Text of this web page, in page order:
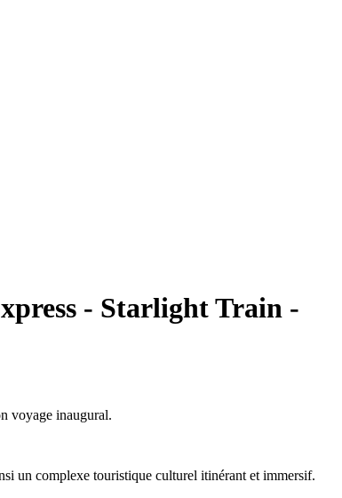
- Starlight Train -
voyage inaugural.
un complexe touristique culturel itinérant et immersif.